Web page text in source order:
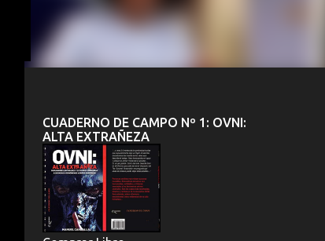
CUADERNO DE CAMPO Nº 1: OVNI:
ALTA EXTRAÑEZA